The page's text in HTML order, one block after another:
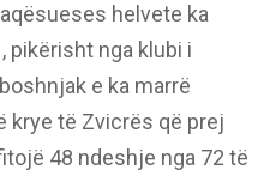
helvete ka
pikërisht nga klubi i
e ka marrë
krye të Zvicrës që prej
48 ndeshje nga 72 të